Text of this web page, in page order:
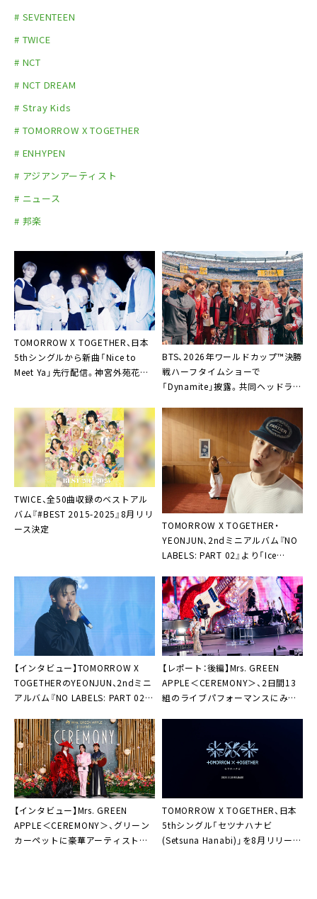
# SEVENTEEN
# TWICE
# NCT
# NCT DREAM
# Stray Kids
# TOMORROW X TOGETHER
# ENHYPEN
# アジアンアーティスト
# ニュース
# 邦楽
TOMORROW X TOGETHER、日本
5thシングルから新曲「Nice to
Meet Ya」先行配信。神宮外苑花火
BTS、2026年ワールドカップ™決勝
戦ハーフタイムショーで
「Dynamite」披露。共同ヘッドライ
TWICE、全50曲収録のベストアル
バム『#BEST 2015-2025』8月リリ
ース決定
TOMORROW X TOGETHER・
YEONJUN、2ndミニアルバム『NO
LABELS: PART 02』より「Ice
【インタビュー】TOMORROW X
TOGETHERのYEONJUN、2ndミニ
アルバム『NO LABELS: PART 02』
い」
【レポート：後編】Mrs. GREEN
APPLE＜CEREMONY＞、2日間13
組のライブパフォーマンスにみた
【インタビュー】Mrs. GREEN
APPLE＜CEREMONY＞、グリーン
カーペットに豪華アーティストが
TOMORROW X TOGETHER、日本
5thシングル「セツナハナビ
(Setsuna Hanabi)」を8月リリース